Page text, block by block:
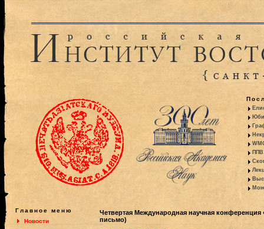
ППВ
Главное меню
Новости
Четвертая Международная научная
письмо)